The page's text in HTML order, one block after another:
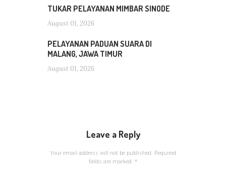
TUKAR PELAYANAN MIMBAR SINODE
August 01, 2026
PELAYANAN PADUAN SUARA DI
MALANG, JAWA TIMUR
August 01, 2026
Leave a Reply
Your email address will not be published. Required
fields are marked *